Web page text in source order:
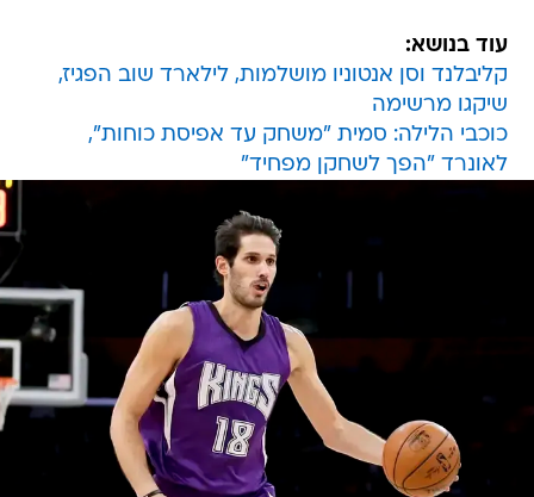
עוד בנושא:
קליבלנד וסן אנטוניו מושלמות, לילארד שוב הפגיז,
שיקגו מרשימה
כוכבי הלילה: סמית "משחק עד אפיסת כוחות",
לאונרד "הפך לשחקן מפחיד"